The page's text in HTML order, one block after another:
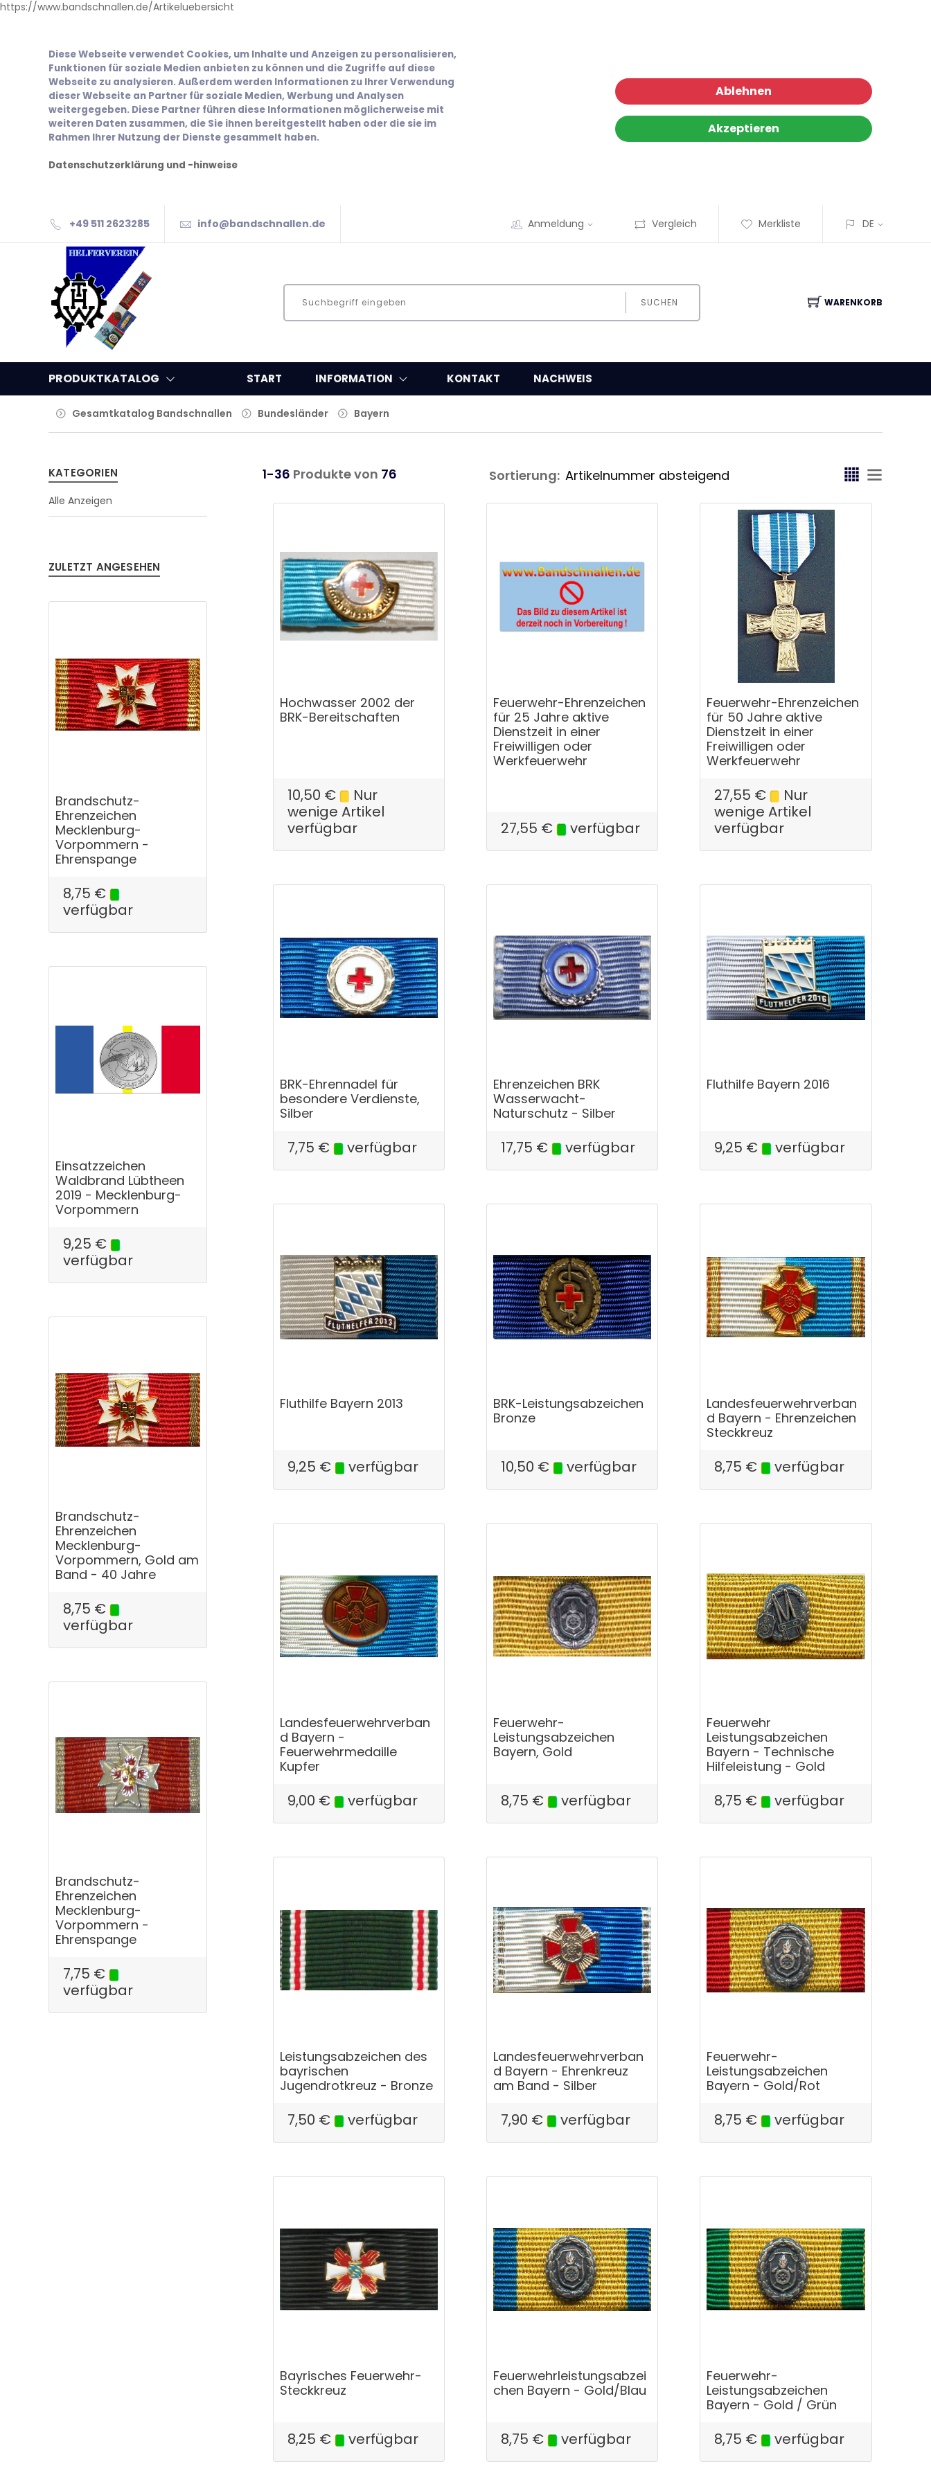
https://www.bandschnallen.de/Artikeluebersicht
Diese Webseite verwendet Cookies, um Inhalte und Anzeigen zu personalisieren,
Funktionen für soziale Medien anbieten zu können und die Zugriffe auf diese
Webseite zu analysieren. Außerdem werden Informationen zu Ihrer Verwendung
dieser Webseite an Partner für soziale Medien, Werbung und Analysen
weitergegeben. Diese Partner führen diese Informationen möglicherweise mit
weiteren Daten zusammen, die Sie ihnen bereitgestellt haben oder die sie im
Rahmen Ihrer Nutzung der Dienste gesammelt haben.
Datenschutzerklärung und -hinweise
Ablehnen
Akzeptieren
+49 511 2623285 info@bandschnallen.de Anmeldung Vergleich Merkliste DE
SUCHEN WARENKORB
PRODUKTKATALOG START INFORMATION KONTAKT NACHWEIS
Gesamtkatalog Bandschnallen Bundesländer Bayern
KATEGORIEN
Alle Anzeigen
ZULETZT ANGESEHEN
Brandschutz-
Ehrenzeichen
Mecklenburg-
Vorpommern -
Ehrenspange
8,75 €
verfügbar
Einsatzzeichen
Waldbrand Lübtheen
2019 - Mecklenburg-
Vorpommern
9,25 €
verfügbar
Brandschutz-
Ehrenzeichen
Mecklenburg-
Vorpommern, Gold am
Band - 40 Jahre
8,75 €
verfügbar
Brandschutz-
Ehrenzeichen
Mecklenburg-
Vorpommern -
Ehrenspange
7,75 €
verfügbar
1-36 Produkte von 76 Sortierung:
Hochwasser 2002 der
BRK-Bereitschaften
10,50 €
Nur
wenige Artikel
verfügbar
Feuerwehr-Ehrenzeichen
für 25 Jahre aktive
Dienstzeit in einer
Freiwilligen oder
Werkfeuerwehr
27,55 € verfügbar
Feuerwehr-Ehrenzeichen
für 50 Jahre aktive
Dienstzeit in einer
Freiwilligen oder
Werkfeuerwehr
27,55 €
Nur
wenige Artikel
verfügbar
BRK-Ehrennadel für
besondere Verdienste,
Silber
7,75 € verfügbar
Ehrenzeichen BRK
Wasserwacht-
Naturschutz - Silber
17,75 € verfügbar
Fluthilfe Bayern 2016
9,25 € verfügbar
Fluthilfe Bayern 2013
9,25 € verfügbar
BRK-Leistungsabzeichen
Bronze
10,50 € verfügbar
Landesfeuerwehrverban
d Bayern - Ehrenzeichen
Steckkreuz
8,75 € verfügbar
Landesfeuerwehrverban
d Bayern -
Feuerwehrmedaille
Kupfer
9,00 € verfügbar
Feuerwehr-
Leistungsabzeichen
Bayern, Gold
8,75 € verfügbar
Feuerwehr
Leistungsabzeichen
Bayern - Technische
Hilfeleistung - Gold
8,75 € verfügbar
Leistungsabzeichen des
bayrischen
Jugendrotkreuz - Bronze
7,50 € verfügbar
Landesfeuerwehrverban
d Bayern - Ehrenkreuz
am Band - Silber
7,90 € verfügbar
Feuerwehr-
Leistungsabzeichen
Bayern - Gold/Rot
8,75 € verfügbar
Bayrisches Feuerwehr-
Steckkreuz
8,25 € verfügbar
Feuerwehrleistungsabzei
chen Bayern - Gold/Blau
8,75 € verfügbar
Feuerwehr-
Leistungsabzeichen
Bayern - Gold / Grün
8,75 € verfügbar